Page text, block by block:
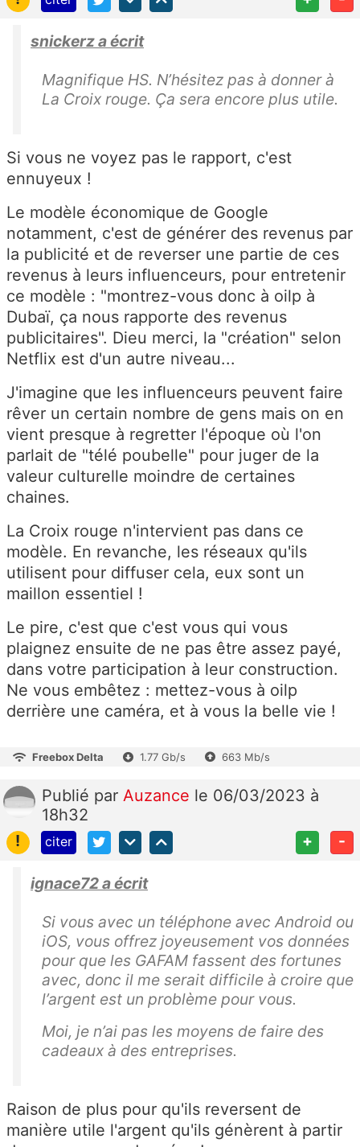
snickerz a écrit
Magnifique HS. N’hésitez pas à donner à
La Croix rouge. Ça sera encore plus utile.
Si vous ne voyez pas le rapport, c'est
ennuyeux !
Le modèle économique de Google
notamment, c'est de générer des revenus par
la publicité et de reverser une partie de ces
revenus à leurs influenceurs, pour entretenir
ce modèle : "montrez-vous donc à oilp à
Dubaï, ça nous rapporte des revenus
publicitaires". Dieu merci, la "création" selon
Netflix est d'un autre niveau...
J'imagine que les influenceurs peuvent faire
rêver un certain nombre de gens mais on en
vient presque à regretter l'époque où l'on
parlait de "télé poubelle" pour juger de la
valeur culturelle moindre de certaines
chaines.
La Croix rouge n'intervient pas dans ce
modèle. En revanche, les réseaux qu'ils
utilisent pour diffuser cela, eux sont un
maillon essentiel !
Le pire, c'est que c'est vous qui vous
plaignez ensuite de ne pas être assez payé,
dans votre participation à leur construction.
Ne vous embêtez : mettez-vous à oilp
derrière une caméra, et à vous la belle vie !
Freebox Delta 1.77 Gb/s 663 Mb/s
Publié par Auzance le 06/03/2023 à
18h32
!
citer + -
ignace72 a écrit
Si vous avec un téléphone avec Android ou
iOS, vous offrez joyeusement vos données
pour que les GAFAM fassent des fortunes
avec, donc il me serait difficile à croire que
l’argent est un problème pour vous.
Moi, je n’ai pas les moyens de faire des
cadeaux à des entreprises.
Raison de plus pour qu'ils reversent de
manière utile l'argent qu'ils génèrent à partir